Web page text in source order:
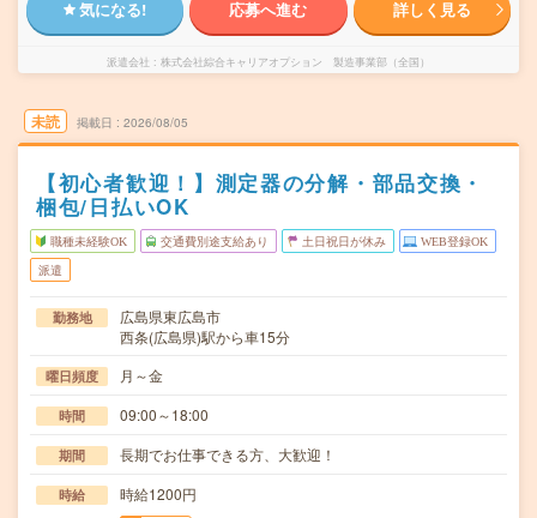
気になる! 応募へ進む 詳しく見る
派遣会社 株式会社綜合キャリアオプション 製造事業部（全国）
未読 掲載日 2026/08/05
【初心者歓迎！】測定器の分解・部品交換・
梱包/日払いOK
職種未経験OK 交通費別途支給あり 土日祝日が休み WEB登録OK
派遣
勤務地
広島県東広島市
西条(広島県)駅から車15分
曜日頻度 月～金
時間 09:00～18:00
期間 長期でお仕事できる方、大歓迎！
時給 時給1200円